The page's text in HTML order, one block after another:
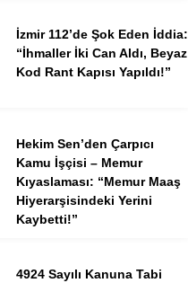
İzmir 112’de Şok Eden İddia:
“İhmaller İki Can Aldı, Beyaz
Kod Rant Kapısı Yapıldı!”
Hekim Sen’den Çarpıcı
Kamu İşçisi – Memur
Kıyaslaması: “Memur Maaş
Hiyerarşisindeki Yerini
Kaybetti!”
4924 Sayılı Kanuna Tabi